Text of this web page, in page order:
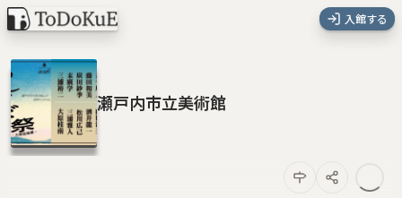
入館する
瀬戸内市立美術館